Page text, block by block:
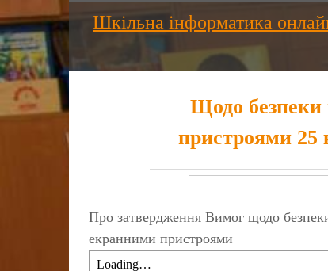
Шкільна інформатика
Щодо безпеки
пристроями 25
Про затвердження Вимог щодо
екранними пристроями